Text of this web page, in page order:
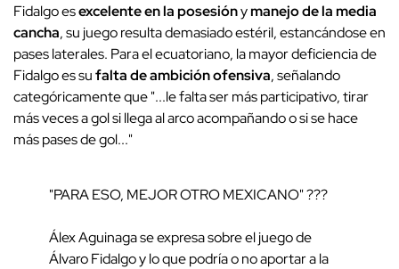
Fidalgo esexcelente en la posesiónymanejo de la media
cancha, su juego resulta demasiado estéril, estancándose en
pases laterales. Para el ecuatoriano, la mayor deficiencia de
Fidalgo es sufalta de ambición ofensiva, señalando
categóricamente que "...le falta ser más participativo, tirar
más veces a gol si llega al arco acompañando o si se hace
más pases de gol..."
"PARA ESO, MEJOR OTRO MEXICANO" ???
Álex Aguinaga se expresa sobre el juego de
Álvaro Fidalgo y lo que podría o no aportar a la